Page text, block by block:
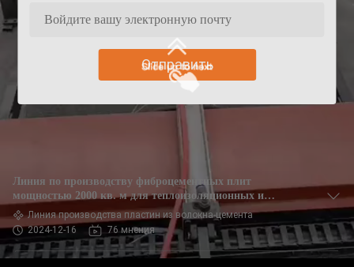
Отправить
Линия по производству фиброцементных плит
мощностью 2000 кв. м для теплоизоляционных и
противопожарных листов
Линия производства пластин из волокна-цемента
2024-12-16
76 мнения